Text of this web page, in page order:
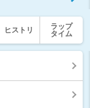
ヒストリ
ラップ
タイム